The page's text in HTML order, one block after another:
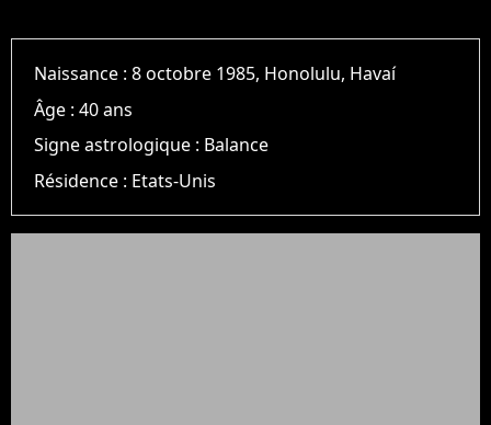
Naissance :8 octobre 1985, Honolulu, Havaí
Âge :40 ans
Signe astrologique : Balance
Résidence : Etats-Unis